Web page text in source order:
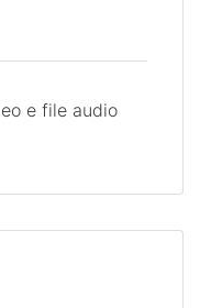
e file audio